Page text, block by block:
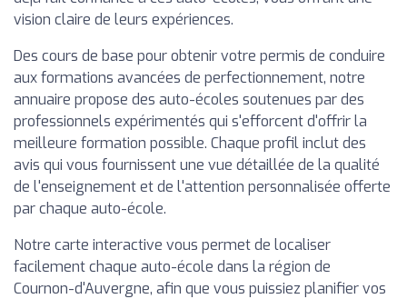
vision claire de leurs expériences.
Des cours de base pour obtenir votre permis de conduire
aux formations avancées de perfectionnement, notre
annuaire propose des auto-écoles soutenues par des
professionnels expérimentés qui s'efforcent d'offrir la
meilleure formation possible. Chaque profil inclut des
avis qui vous fournissent une vue détaillée de la qualité
de l'enseignement et de l'attention personnalisée offerte
par chaque auto-école.
Notre carte interactive vous permet de localiser
facilement chaque auto-école dans la région de
Cournon-d'Auvergne, afin que vous puissiez planifier vos